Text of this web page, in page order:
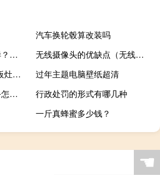
汽车换轮毂算改装吗
被黄蜂蛰了的人会怎么样？看图疼，珍爱生命，远离黄蜂！
无线摄像头的优缺点（无线摄像头）
老板灶具7B13视频（老板灶具7b13）
过年主题电脑壁纸超清
逆水寒手游供果迷踪任务怎么做什么梗
行政处罚的形式有哪几种
一斤真蜂蜜多少钱？
☚